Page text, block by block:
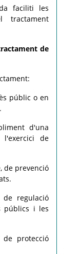
faciliti les
de
públic o en
d'una
de
de prevenció
regulació
públics i les
protecció